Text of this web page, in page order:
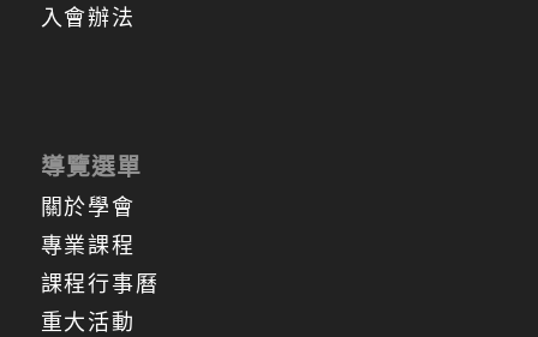
入會辦法
導覽選單
關於學會
專業課程
課程行事曆
重大活動